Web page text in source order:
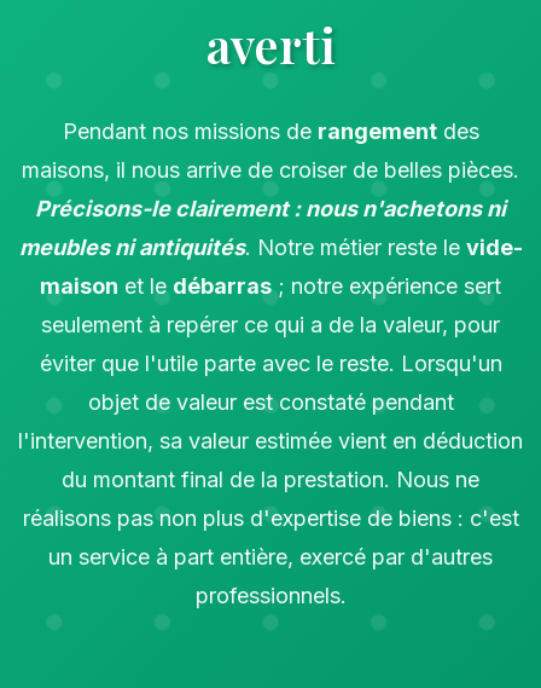
averti
Pendant nos missions de rangementdes
maisons, il nous arrive de croiser de belles pièces.
Précisons-le clairement : nous n'achetons ni
meubles ni antiquités. Notre métier reste le vide-
maison et le débarras; notre expérience sert
seulement à repérer ce qui a de la valeur, pour
éviter que l'utile parte avec le reste. Lorsqu'un
objet de valeur est constaté pendant
l'intervention, sa valeur estimée vient en déduction
du montant final de la prestation. Nous ne
réalisons pas non plus d'expertise de biens : c'est
un service à part entière, exercé par d'autres
professionnels.